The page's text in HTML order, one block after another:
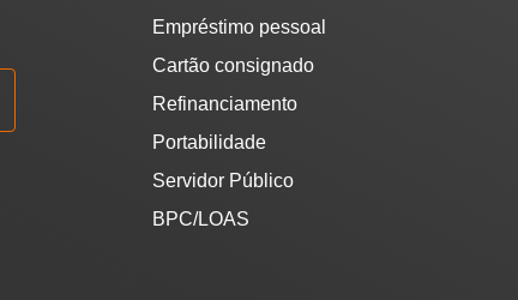
Empréstimo pessoal
Cartão consignado
Refinanciamento
Portabilidade
Servidor Público
BPC/LOAS